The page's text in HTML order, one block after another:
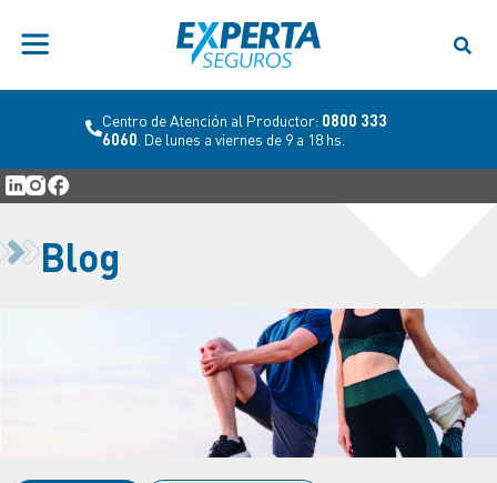
Centro de Atención al Productor: 0800 333
6060 . De lunes a viernes de 9 a 18 hs.
Blog